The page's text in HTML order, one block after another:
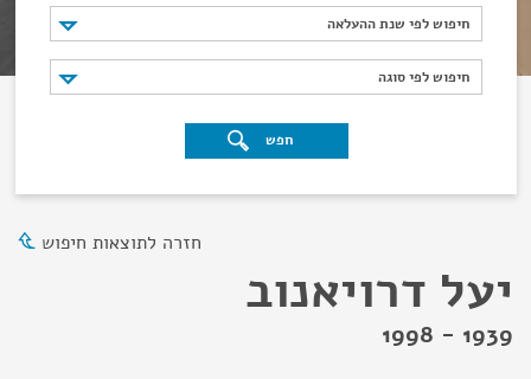
חיפוש לפי שנת ההעלאה
חיפוש לפי שנת ההעלאה
חיפוש לפי סוגה
חיפוש לפי סוגה
חפש
חזרה לתוצאות חיפוש
יעל דרויאנוב
1939 - 1998